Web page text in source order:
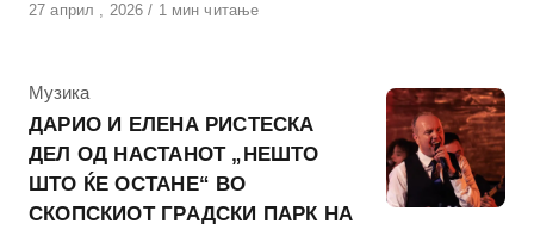
Објавено
27 април , 2026 1 мин читање
КАтегорија
Музика
ДАРИО И ЕЛЕНА РИСТЕСКА
ДЕЛ ОД НАСТАНОТ „НЕШТО
ШТО ЌЕ ОСТАНЕ“ ВО
СКОПСКИОТ ГРАДСКИ ПАРК НА